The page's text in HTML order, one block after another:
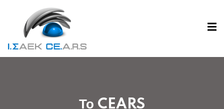
Το CEARS